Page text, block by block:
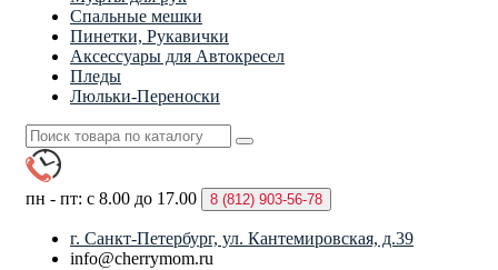
Спальные мешки
Пинетки, Рукавички
Аксессуары для Автокресел
Пледы
Люльки-Переноски
пн - пт: с 8.00 до 17.00 8 (812) 903-56-78
г. Санкт-Петербург, ул. Кантемировская, д.39
info@cherrymom.ru